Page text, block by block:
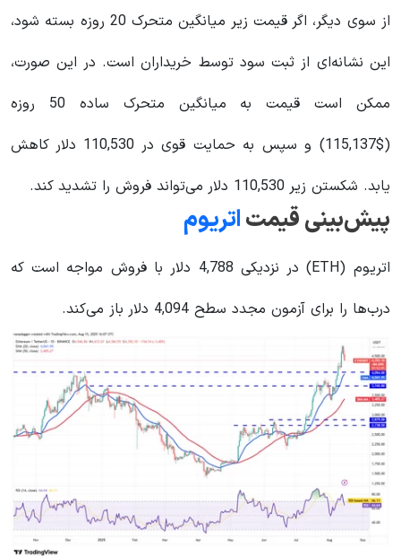
از سوی دیگر، اگر قیمت زیر میانگین متحرک 20 روزه بسته شود،
این نشانه‌ای از ثبت سود توسط خریداران است. در این صورت،
ممکن است قیمت به میانگین متحرک ساده 50 روزه
($115,137) و سپس به حمایت قوی در 110,530 دلار کاهش
یابد. شکستن زیر 110,530 دلار می‌تواند فروش را تشدید کند.
پیش‌بینی قیمتاتریوم
اتریوم (ETH) در نزدیکی 4,788 دلار با فروش مواجه است که
درب‌ها را برای آزمون مجدد سطح 4,094 دلار باز می‌کند.